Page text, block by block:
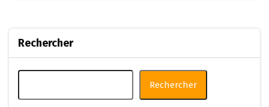
Rechercher
Rechercher